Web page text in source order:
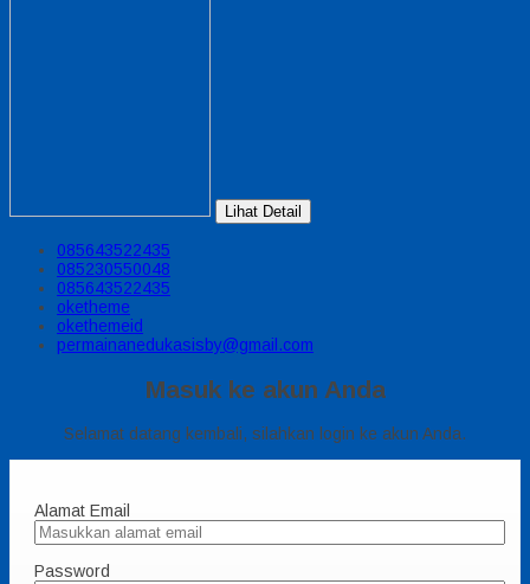
Lihat Detail
085643522435
085230550048
085643522435
oketheme
okethemeid
permainanedukasisby@gmail.com
Masuk ke akun Anda
Selamat datang kembali, silahkan login ke akun Anda.
Alamat Email
Password